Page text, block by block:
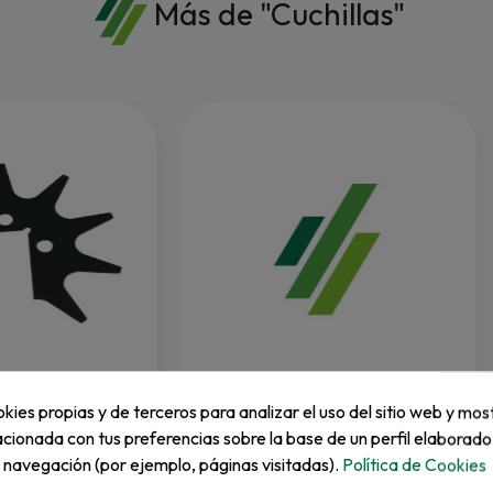
Más de "Cuchillas"
Jacobsen 0.8
RANSOMES
Cuchilla Mastiff 80Cm
propias y de terceros para analizar el uso del sitio web y
con tus preferencias sobre la base de un perfil
(por ejemplo, páginas visitadas). Política de Cookies